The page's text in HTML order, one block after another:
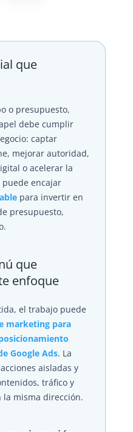
que
o presupuesto,
debe cumplir
captar
mejorar autoridad,
o acelerar la
encajar
para invertir en
presupuesto,
que
enfoque
el trabajo puede
marketing para
Google Ads. La
aisladas y
tráfico y
misma dirección.